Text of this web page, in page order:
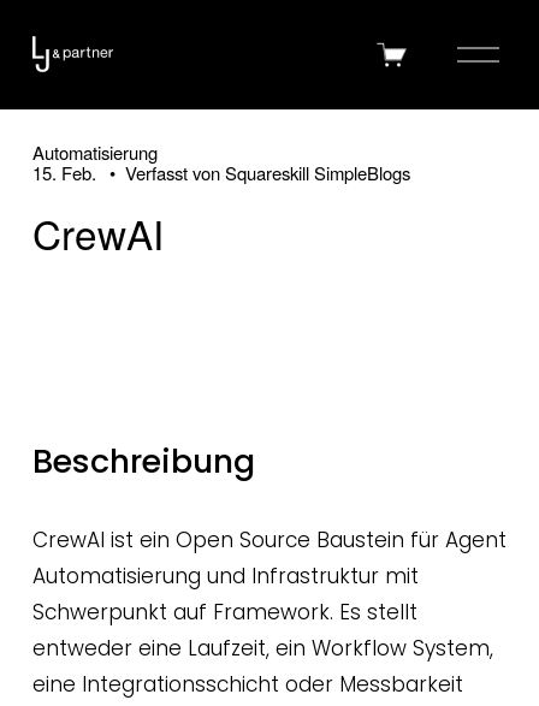
M
n
CrewAI
Automatisierung
15. Feb.
Verfasst vonSquareskill SimpleBlogs
Beschreibung
CrewAI ist ein Open Source Baustein für Agent
Automatisierung und Infrastruktur mit
Schwerpunkt auf Framework. Es stellt
entweder eine Laufzeit, ein Workflow System,
eine Integrationsschicht oder Messbarkeit